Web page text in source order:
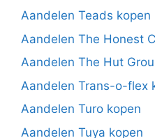
Aandelen Teads kopen
Aandelen The Honest
Aandelen The Hut
Aandelen Trans-o-flex
Aandelen Turo kopen
Aandelen Tuya kopen